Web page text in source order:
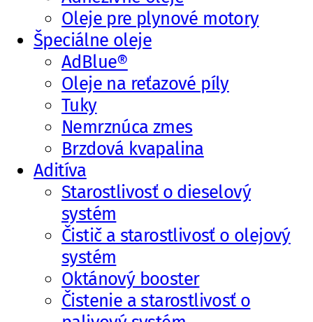
Oleje pre plynové motory
Špeciálne oleje
AdBlue®
Oleje na reťazové píly
Tuky
Nemrznúca zmes
Brzdová kvapalina
Aditíva
Starostlivosť o dieselový
systém
Čistič a starostlivosť o olejový
systém
Oktánový booster
Čistenie a starostlivosť o